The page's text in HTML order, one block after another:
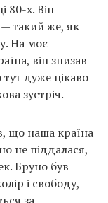
80-х. Він
такий же, як
На моє
він знизав
дуже цікаво
зустріч.
що наша країна
не піддалася,
Бруно був
і свободу,